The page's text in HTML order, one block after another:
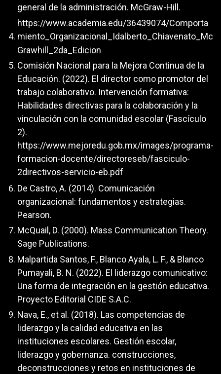
general de la administración. McGraw-Hill.
https://www.academia.edu/36439074/Comporta
miento_Organizacional_Idalberto_Chiavenato_Mc
Grawhill_2da_Edicion
Comisión Nacional para la Mejora Continua de la
Educación. (2022). El director como promotor del
trabajo colaborativo. Intervención formativa:
Habilidades directivas para la colaboración y la
vinculación con la comunidad escolar (Fascículo
2).
https://www.mejoredu.gob.mx/images/programa-
formacion-docente/directoreseb/fasciculo-
2directivos-servicio-eb.pdf
De Castro, A. (2014). Comunicación
organizacional: fundamentos y estrategias.
Pearson.
McQuail, D. (2000). Mass Communication Theory.
Sage Publications.
Malpartida Santos, F., Blanco Ayala, L. F., & Blanco
Pumayali, B. N. (2022). El liderazgo comunicativo:
Una forma de integración en la gestión educativa.
Proyecto Editorial CIDE S.A.C.
Nava, E., et al. (2018). Las competencias de
liderazgo y la calidad educativa en las
instituciones escolares. Gestión escolar,
liderazgo y gobernanza. construcciones,
deconstrucciones y retos en instituciones de